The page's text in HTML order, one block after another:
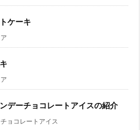
ケーキ
デーチョコレートアイスの紹介
ョコレートアイス